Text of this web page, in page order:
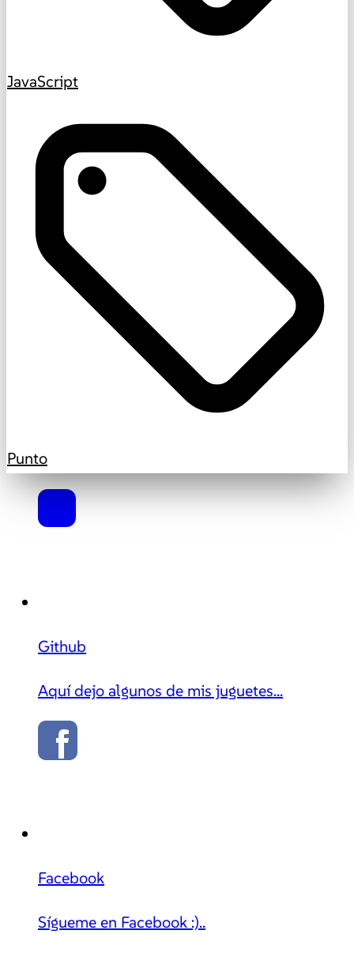
JavaScript
Punto
Github
Aquí dejo algunos de mis juguetes...
Facebook
Sígueme en Facebook :)..